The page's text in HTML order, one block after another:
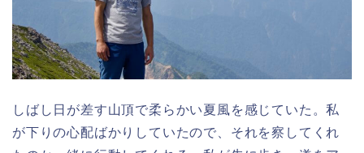
しばし日が差す山頂で柔らかい夏風を感じていた。私
が下りの心配ばかりしていたので、それを察してくれ